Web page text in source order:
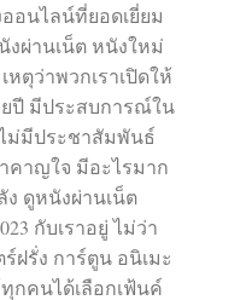
อนไลน์ที่ยอดเยี่ยม
งผ่านเน็ต หนังใหม่
หตุว่าพวกเราเปิดให้
ปี มีประสบการณ์ใน
ไม่มีประชาสัมพันธ์
คาญใจ มีอะไรมาก
ดูหนังผ่านเน็ต
กับเราอยู่ ไม่ว่า
ฝรั่ง การ์ตูน อนิเมะ
กคนได้เลือกเฟ้นค์